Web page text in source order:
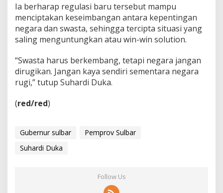
Ia berharap regulasi baru tersebut mampu
menciptakan keseimbangan antara kepentingan
negara dan swasta, sehingga tercipta situasi yang
saling menguntungkan atau win-win solution.
“Swasta harus berkembang, tetapi negara jangan
dirugikan. Jangan kaya sendiri sementara negara
rugi,” tutup Suhardi Duka.
(red/red)
Gubernur sulbar
Pemprov Sulbar
Suhardi Duka
Follow Us